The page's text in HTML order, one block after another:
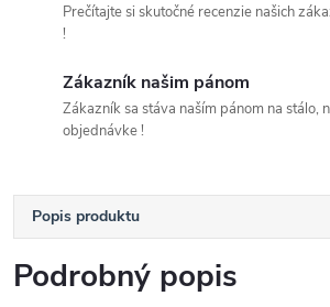
Prečítajte si skutočné recenzie našich
!
Zákazník našim pánom
Zákazník sa stáva naším pánom na stálo,
objednávke !
Popis produktu
Podrobný popis